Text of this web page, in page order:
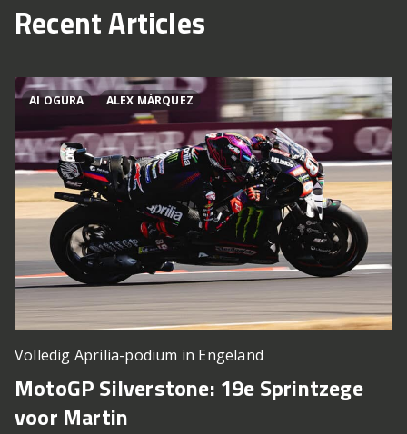
Recent Articles
AI OGURA ALEX MÁRQUEZ
Volledig Aprilia-podium in Engeland
MotoGP Silverstone: 19e Sprintzege
voor Martin